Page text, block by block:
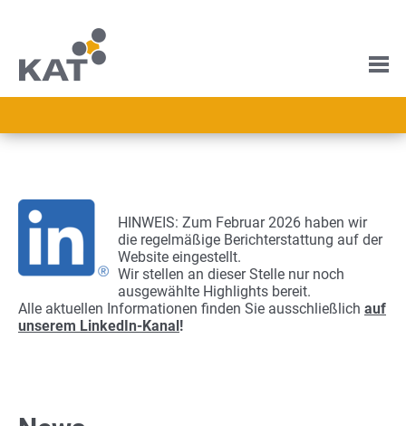
HINWEIS: Zum Februar 2026 haben wir
die regelmäßige Berichterstattung auf der
Website eingestellt.
Wir stellen an dieser Stelle nur noch
ausgewählte Highlights bereit.
Alle aktuellen Informationen finden Sie ausschließlich auf
unserem LinkedIn-Kanal!